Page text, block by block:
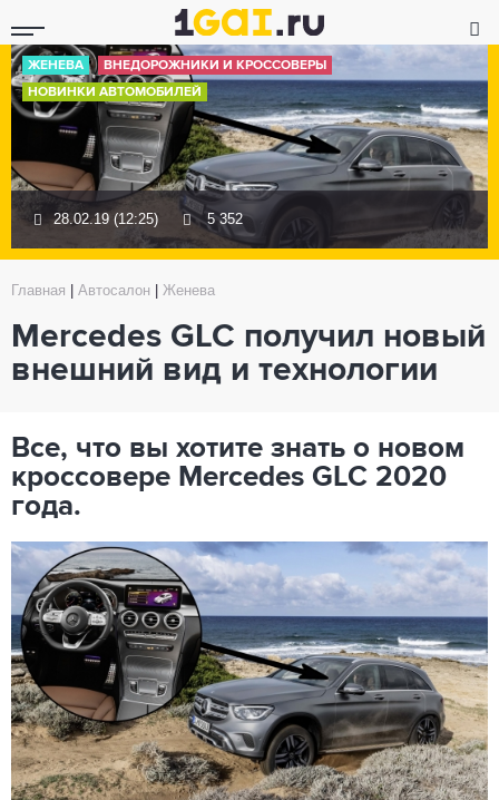
ЖЕНЕВА
ВНЕДОРОЖНИКИ И КРОССОВЕРЫ
НОВИНКИ АВТОМОБИЛЕЙ
28.02.19 (12:25) 5 352
Главная Автосалон Женева
Mercedes GLC получил новый
внешний вид и технологии
Все, что вы хотите знать о новом
кроссовере Mercedes GLC 2020
года.